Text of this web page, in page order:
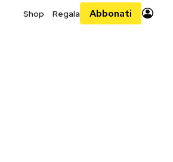
Shop Regala Abbonati